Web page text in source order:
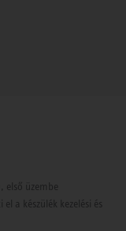
első üzembe
a készülék kezelési és